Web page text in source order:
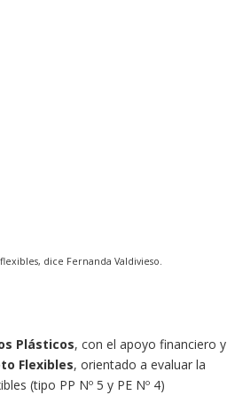
dice Fernanda Valdivieso.
Plásticos, con el apoyo financiero y
Flexibles, orientado a evaluar la
(tipo PP Nº 5 y PE Nº 4)